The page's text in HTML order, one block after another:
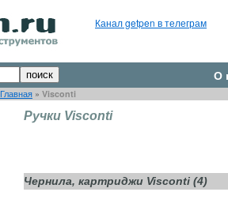
Канал getpen в телеграм
О
Главная » Visconti
Ручки Visconti
Чернила, картриджи Visconti (4)